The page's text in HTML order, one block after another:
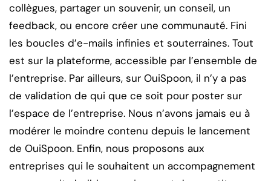
collègues, partager un souvenir, un conseil, un
feedback, ou encore créer une communauté. Fini
les boucles d’e-mails infinies et souterraines. Tout
est sur la plateforme, accessible par l’ensemble de
l’entreprise. Par ailleurs, sur OuiSpoon, il n’y a pas
de validation de qui que ce soit pour poster sur
l’espace de l’entreprise. Nous n’avons jamais eu à
modérer le moindre contenu depuis le lancement
de OuiSpoon. Enfin, nous proposons aux
entreprises qui le souhaitent un accompagnement